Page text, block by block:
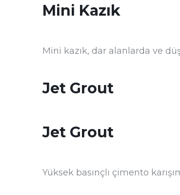
Mini Kazık
Mini kazık, dar alanlarda ve
Jet Grout
Jet Grout
Yüksek basınçlı çimento